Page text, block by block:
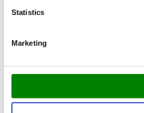
Statistics
Marketing